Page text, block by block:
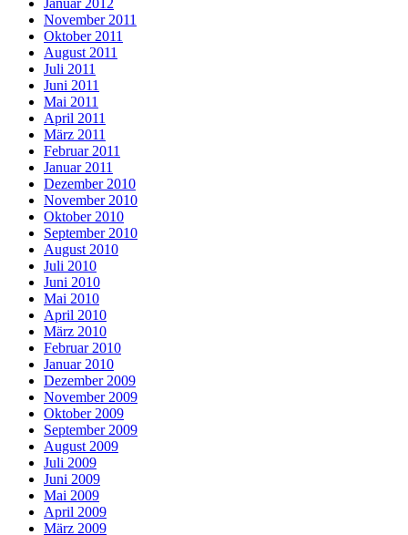
November 2011
Oktober 2011
August 2011
Juli 2011
Juni 2011
Mai 2011
April 2011
März 2011
Februar 2011
Januar 2011
Dezember 2010
November 2010
Oktober 2010
September 2010
August 2010
Juli 2010
Juni 2010
Mai 2010
April 2010
März 2010
Februar 2010
Januar 2010
Dezember 2009
November 2009
Oktober 2009
September 2009
August 2009
Juli 2009
Juni 2009
Mai 2009
April 2009
März 2009